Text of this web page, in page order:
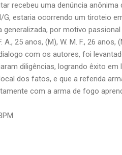
recebeu uma denúncia
G, estaria ocorrendo um tiroteio
generalizada, por motivo
A., 25 anos, (M), W. M. F., 26
com os autores, foi
diligências, logrando êxito
dos fatos, e que a referida
com a arma de fogo